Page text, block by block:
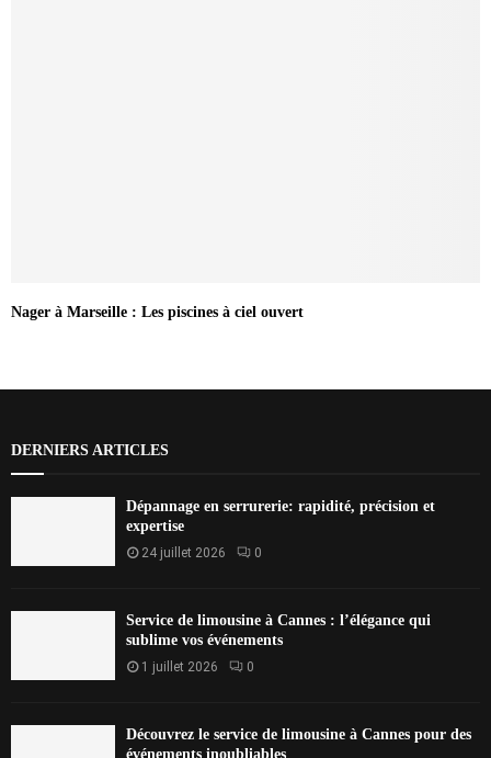
Nager à Marseille : Les piscines à ciel ouvert
DERNIERS ARTICLES
Dépannage en serrurerie: rapidité, précision et
expertise
24 juillet 2026 0
Service de limousine à Cannes : l’élégance qui
sublime vos événements
1 juillet 2026 0
Découvrez le service de limousine à Cannes pour des
événements inoubliables